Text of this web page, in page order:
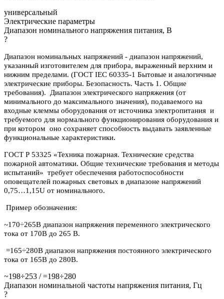
универсальный
Электрические параметры
Диапазон номинального напряжения питания, В
?
Диапазон номинальных напряжений - диапазон напряжений,
указанный изготовителем для прибора, выраженный верхним и
нижним пределами. (ГОСТ IEC 60335-1 Бытовые и аналогичные
электрические приборы. Безопасность. Часть 1. Общие
требования). Диапазон электрического напряжения (от
минимального до максимального значения), подаваемого на
входные клеммы оборудования от источника электропитания и
требуемого для нормального функционирования оборудования и
при котором оно сохраняет способность выдавать заявленные
функциональные характеристики.
ГОСТ Р 53325 «Техника пожарная. Технические средства
пожарной автоматики. Общие технические требования и методы
испытаний» требует обеспечения работоспособности
оповещателей пожарных световых в диапазоне напряжений
0,75…1,15U от номинального.
Пример обозначения:
~170÷265В диапазон напряжения переменного электрического
тока от 170В до 265 В.
=165÷280В диапазон напряжения постоянного электрического
тока от 165В до 280В.
~198÷253 / =198÷280
Диапазон номинальной частоты напряжения питания, Гц
?